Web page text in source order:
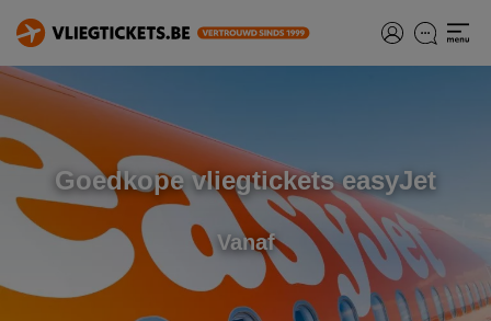
Goedkope vliegtickets easyJet
Vanaf